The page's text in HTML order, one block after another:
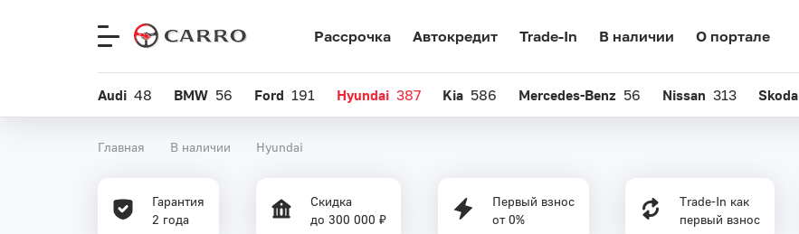
Рассрочка Автокредит Trade-In В наличии О портале
Audi 48 BMW 56 Ford 191 Hyundai 387 Kia 586 Mercedes-Benz 56 Nissan 313 Skoda
Главная В наличии Hyundai
Гарантия
2 года
Скидка
до 300 000 ₽
Первый взнос
от 0%
Trade-In как
первый взнос